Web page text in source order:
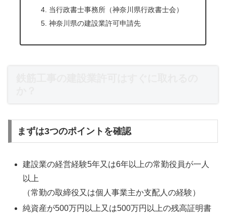
当行政書士事務所（神奈川県行政書士会）
神奈川県の建設業許可申請先
まずは3つのポイントを確認
建設業の経営経験5年又は6年以上の常勤役員が一人
以上
（常勤の取締役又は個人事業主か支配人の経験）
純資産が500万円以上又は500万円以上の残高証明書